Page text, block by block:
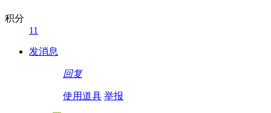
积分
11
发消息
回复
使用道具 举报